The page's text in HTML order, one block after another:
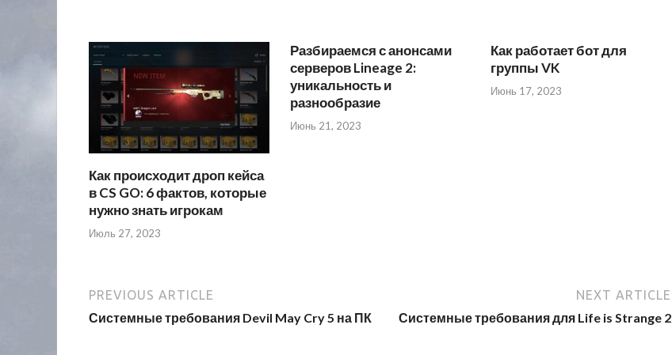
Как происходит дроп кейса
в CS GO: 6 фактов, которые
нужно знать игрокам
Июль 27, 2023
Разбираемся с анонсами
серверов Lineage 2:
уникальность и
разнообразие
Июнь 21, 2023
Как работает бот для
группы VK
Июнь 17, 2023
PREVIOUS ARTICLE
Системные требования Devil May Cry 5 на ПК
NEXT ARTICLE
Системные требования для Life is Strange 2